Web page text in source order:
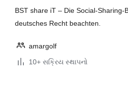
BST share iT – Die Social-
deutsches Recht beachten.
amargolf
10+ સક્રિય સ્થાપનો